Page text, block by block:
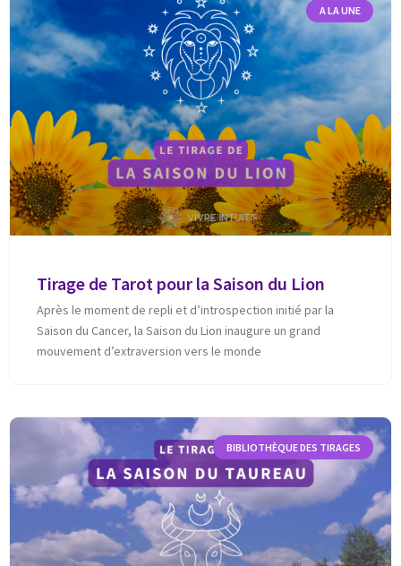
A LA UNE
Tirage de Tarot pour la Saison du Lion
Après le moment de repli et d’introspection initié par la
Saison du Cancer, la Saison du Lion inaugure un grand
mouvement d’extraversion vers le monde
BIBLIOTHÈQUE DES TIRAGES